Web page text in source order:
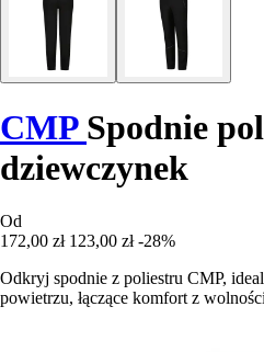
CMP Spodnie
dziewczynek
Od
172,00 zł 123,00 zł -28%
Odkryj spodnie z poliestru CMP,
powietrzu, łączące komfort z